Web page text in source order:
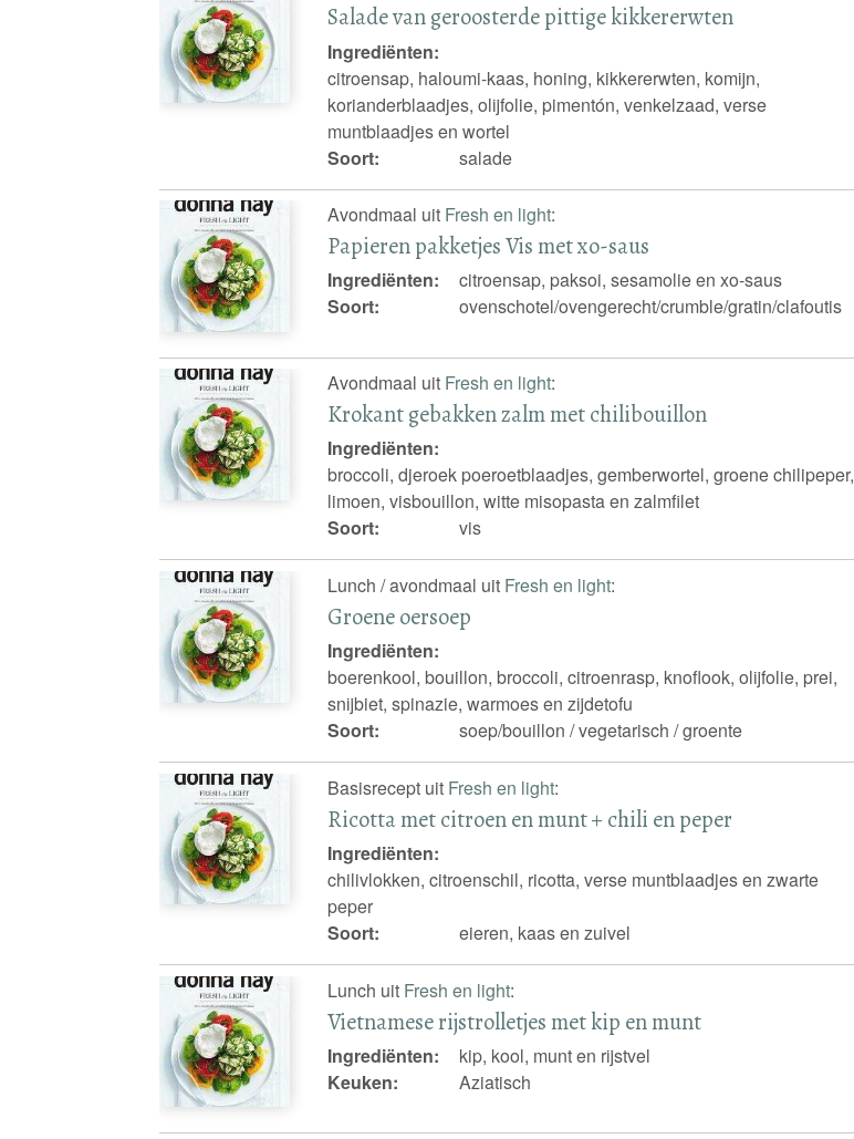
Salade van geroosterde pittige kikkererwten
Ingrediënten:
citroensap, haloumi-kaas, honing, kikkererwten, komijn,
korianderblaadjes, olijfolie, pimentón, venkelzaad, verse
muntblaadjes en wortel
Soort:
salade
Avondmaal uit Fresh en light:
Papieren pakketjes Vis met xo-saus
Ingrediënten:
citroensap, paksoi, sesamolie en xo-saus
Soort:
ovenschotel/ovengerecht/crumble/gratin/clafoutis
Avondmaal uit Fresh en light:
Krokant gebakken zalm met chilibouillon
Ingrediënten:
broccoli, djeroek poeroetblaadjes, gemberwortel, groene chilipeper,
limoen, visbouillon, witte misopasta en zalmfilet
Soort:
vis
Lunch / avondmaal uit Fresh en light:
Groene oersoep
Ingrediënten:
boerenkool, bouillon, broccoli, citroenrasp, knoflook, olijfolie, prei,
snijbiet, spinazie, warmoes en zijdetofu
Soort:
soep/bouillon / vegetarisch / groente
Basisrecept uit Fresh en light:
Ricotta met citroen en munt + chili en peper
Ingrediënten:
chilivlokken, citroenschil, ricotta, verse muntblaadjes en zwarte
peper
Soort:
eieren, kaas en zuivel
Lunch uit Fresh en light:
Vietnamese rijstrolletjes met kip en munt
Ingrediënten:
kip, kool, munt en rijstvel
Keuken:
Aziatisch